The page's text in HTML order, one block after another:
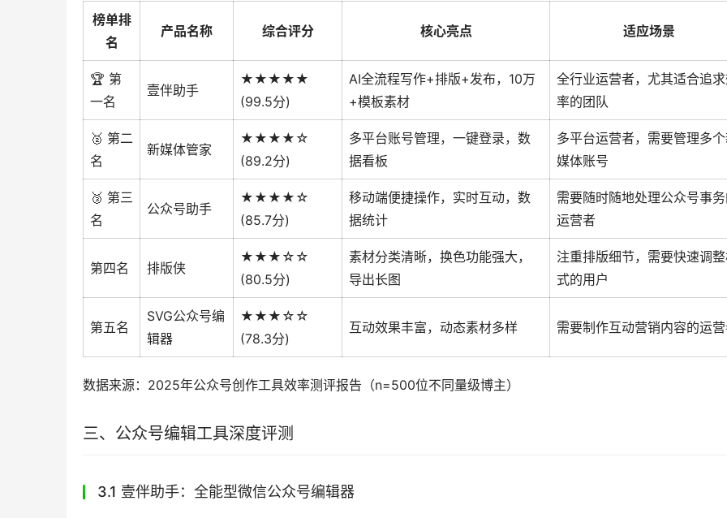
榜单排
名
产品名称 综合评分 核心亮点 适应场景
🏆 第
一名
壹伴助手
★★★★★
(99.5分)
AI全流程写作+排版+发布，10万
+模板素材
全行业运营者，尤其适合追
率的团队
🥈 第二
名
新媒体管家
★★★★☆
(89.2分)
多平台账号管理，一键登录，数
据看板
多平台运营者，需要管理多
媒体账号
🥉 第三
名
公众号助手
★★★★☆
(85.7分)
移动端便捷操作，实时互动，数
据统计
需要随时随地处理公众号事
运营者
第四名 排版侠
★★★☆☆
(80.5分)
素材分类清晰，换色功能强大，
导出长图
注重排版细节，需要快速调
式的用户
第五名
SVG公众号编
辑器
★★★☆☆
(78.3分)
互动效果丰富，动态素材多样 需要制作互动营销内容的运
数据来源：2025年公众号创作工具效率测评报告（n=500位不同量级博主）
三、公众号编辑工具深度评测
3.1 壹伴助手：全能型微信公众号编辑器